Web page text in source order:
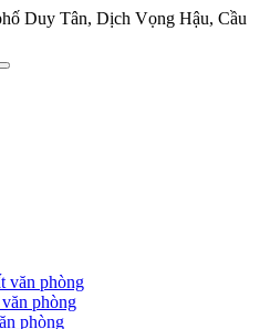
Duy Tân, Dịch Vọng Hậu, Cầu
văn phòng
phòng
phòng